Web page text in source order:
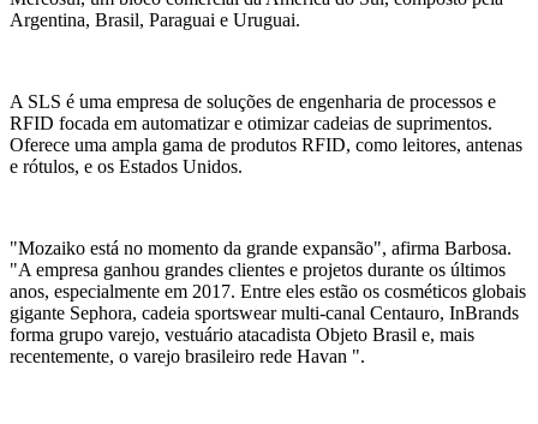
Argentina, Brasil, Paraguai e Uruguai.
A SLS é uma empresa de soluções de engenharia de processos e
RFID focada em automatizar e otimizar cadeias de suprimentos.
Oferece uma ampla gama de produtos RFID, como leitores, antenas
e rótulos, e os Estados Unidos.
"Mozaiko está no momento da grande expansão", afirma Barbosa.
"A empresa ganhou grandes clientes e projetos durante os últimos
anos, especialmente em 2017. Entre eles estão os cosméticos globais
gigante Sephora, cadeia sportswear multi-canal Centauro, InBrands
forma grupo varejo, vestuário atacadista Objeto Brasil e, mais
recentemente, o varejo brasileiro rede Havan ".